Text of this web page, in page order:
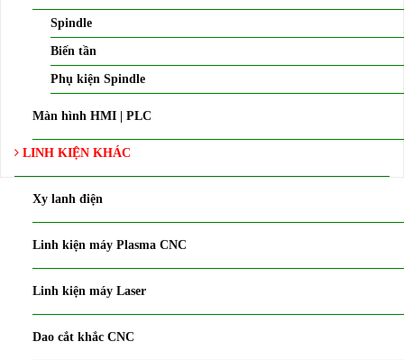
Spindle
Biến tần
Phụ kiện Spindle
Màn hình HMI | PLC
LINH KIỆN KHÁC
Xy lanh điện
Linh kiện máy Plasma CNC
Linh kiện máy Laser
Dao cắt khắc CNC